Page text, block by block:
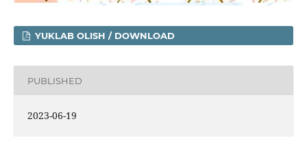
YUKLAB OLISH / DOWNLOAD
PUBLISHED
2023-06-19